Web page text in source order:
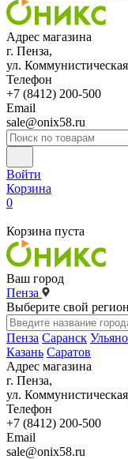
Адрес магазина
г. Пенза,
ул.
Телефон
+7 (8412) 200-500
Email
sale@onix58.ru
Войти
Корзина
0
Корзина пуста
Ваш город
Пенза
Выберите свой регион
Пенза Саранск
Казань Саратов
Адрес магазина
г. Пенза,
ул.
Телефон
+7 (8412) 200-500
Email
sale@onix58.ru